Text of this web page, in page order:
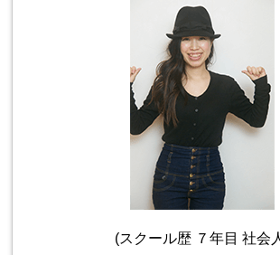
(スクール歴 ７年目 社会